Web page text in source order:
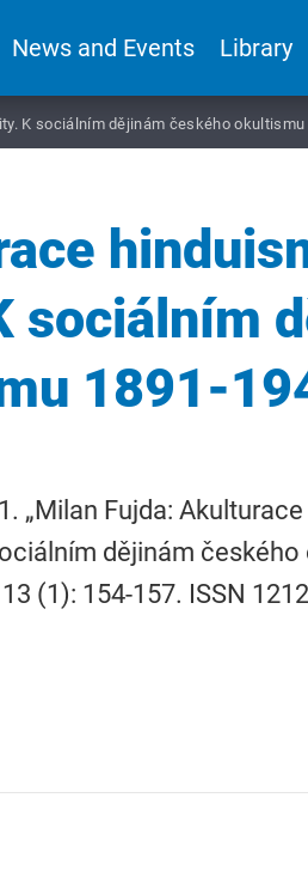
News and Events Library
K sociálním dějinám českého okultismu
sociálním
1891-
„Milan Fujda:
dějinám českého
(1): 154-157. ISSN